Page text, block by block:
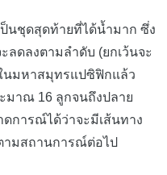
นชุดสุดท้ายที่ได้น้ำมาก ซึ่ง
ลดลงตามลำดับ (ยกเว้นจะ
นมหาสมุทรแปซิฟิกแล้ว
มาณ 16 ลูกจนถึงปลาย
การณ์ได้ว่าจะมีเส้นทาง
ามสถานการณ์ต่อไป